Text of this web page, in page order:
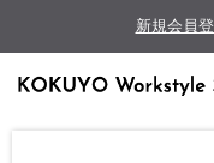
新規会員